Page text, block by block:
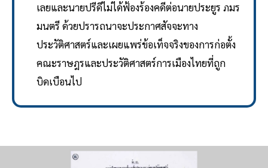
เลยและนายปรีดีไม่ได้ฟ้องร้องคดีต่อนายประยูร ภมร
มนตรี ด้วยปรารถนาจะประกาศสัจจะทาง
ประวัติศาสตร์และเผยแพร่ข้อเท็จจริงของการก่อตั้ง
คณะราษฎรและประวัติศาสตร์การเมืองไทยที่ถูก
บิดเบือนไป